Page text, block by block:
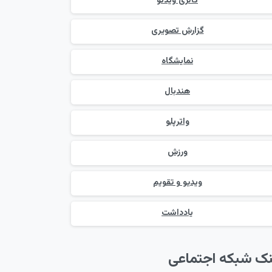
گزارش تصویری
نمایشگاه
هندبال
واترپلو
ورزش
ویدیو و تقویم
یادداشت
شبکه اجتماعی